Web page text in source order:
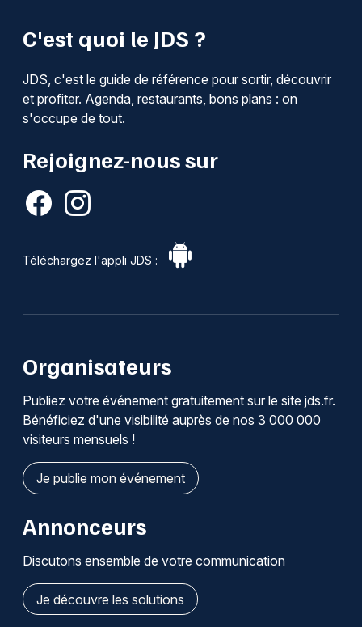
C'est quoi le JDS ?
JDS, c'est le guide de référence pour sortir, découvrir
et profiter. Agenda, restaurants, bons plans : on
s'occupe de tout.
Rejoignez-nous sur
Téléchargez l'appli JDS :
Organisateurs
Publiez votre événement gratuitement sur le site jds.fr.
Bénéficiez d'une visibilité auprès de nos 3 000 000
visiteurs mensuels !
Je publie mon événement
Annonceurs
Discutons ensemble de votre communication
Je découvre les solutions